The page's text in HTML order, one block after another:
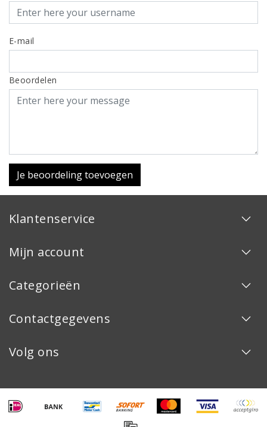
E-mail
Beoordelen
Je beoordeling toevoegen
Klantenservice
Mijn account
Categorieën
Contactgegevens
Volg ons